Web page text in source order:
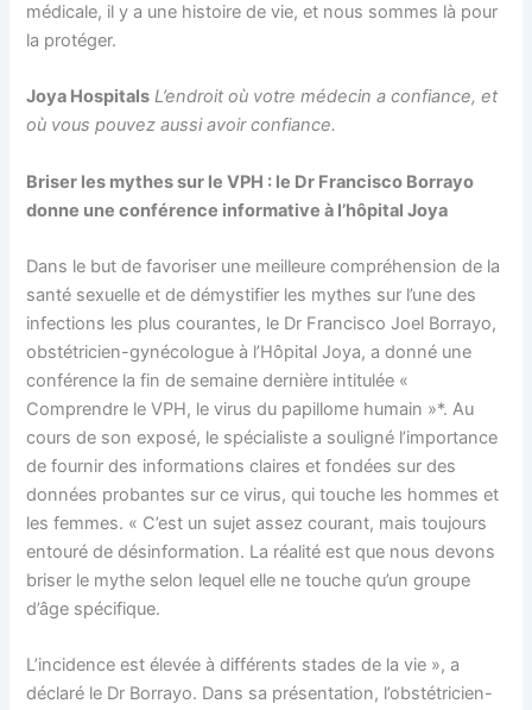
médicale, il y a une histoire de vie, et nous sommes là pour
la protéger.
Joya Hospitals L’endroit où votre médecin a confiance, et
où vous pouvez aussi avoir confiance.
Briser les mythes sur le VPH : le Dr Francisco Borrayo
donne une conférence informative à l’hôpital Joya
Dans le but de favoriser une meilleure compréhension de la
santé sexuelle et de démystifier les mythes sur l’une des
infections les plus courantes, le Dr Francisco Joel Borrayo,
obstétricien-gynécologue à l’Hôpital Joya, a donné une
conférence la fin de semaine dernière intitulée «
Comprendre le VPH, le virus du papillome humain »*. Au
cours de son exposé, le spécialiste a souligné l’importance
de fournir des informations claires et fondées sur des
données probantes sur ce virus, qui touche les hommes et
les femmes. « C’est un sujet assez courant, mais toujours
entouré de désinformation. La réalité est que nous devons
briser le mythe selon lequel elle ne touche qu’un groupe
d’âge spécifique.
L’incidence est élevée à différents stades de la vie », a
déclaré le Dr Borrayo. Dans sa présentation, l’obstétricien-